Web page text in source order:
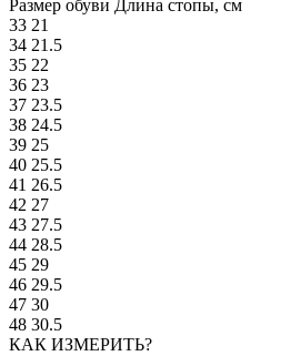
Размер обуви Длина стопы, см
33 21
34 21.5
35 22
36 23
37 23.5
38 24.5
39 25
40 25.5
41 26.5
42 27
43 27.5
44 28.5
45 29
46 29.5
47 30
48 30.5
КАК ИЗМЕРИТЬ?